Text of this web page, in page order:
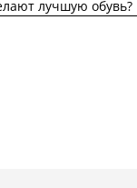
лучшую обувь?